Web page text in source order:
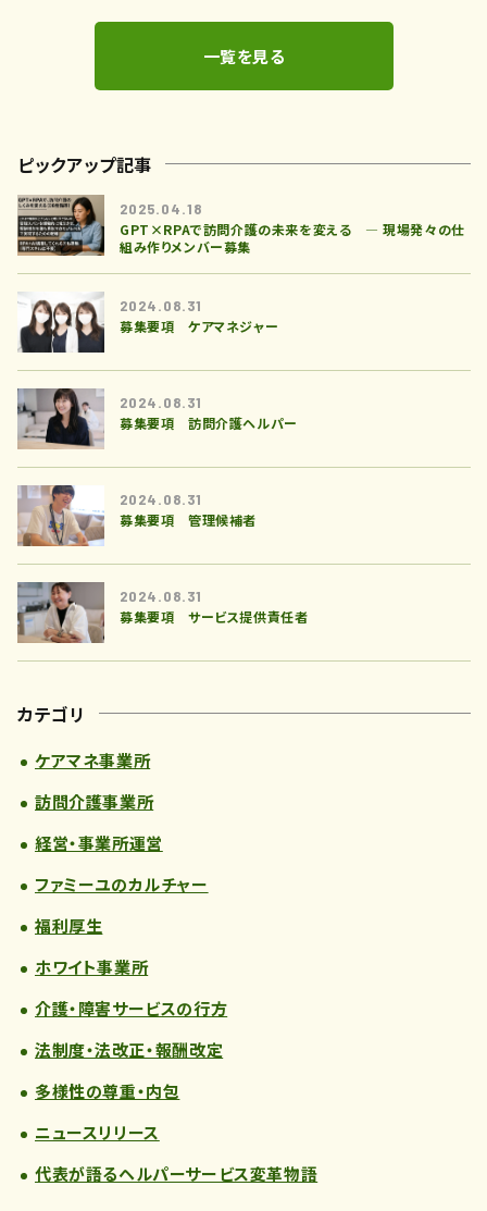
一覧を見る
ピックアップ記事
2025.04.18
GPT×RPAで訪問介護の未来を変える ― 現場発々の仕
組み作りメンバー募集
2024.08.31
募集要項 ケアマネジャー
2024.08.31
募集要項 訪問介護ヘルパー
2024.08.31
募集要項 管理候補者
2024.08.31
募集要項 サービス提供責任者
カテゴリ
ケアマネ事業所
訪問介護事業所
経営・事業所運営
ファミーユのカルチャー
福利厚生
ホワイト事業所
介護・障害サービスの行方
法制度・法改正・報酬改定
多様性の尊重・内包
ニュースリリース
代表が語るヘルパーサービス変革物語